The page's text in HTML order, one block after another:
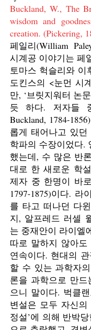
Buckland, W., The
wisdom and
creation. (Pickering,
페일리(William
시계공 이야기는 페
토마스 헉슬리와 이
도킨스의 <눈먼 시
만, ‘브릿지워터 논
듯 하다. 저자들
Buckland, 1784-
롭게 태어나고 있
학파의 수장이었다.
했는데, 수 많은 반
대로 한 새로운 학
제자 중 한명이 바
1797-1875)이다. 라
를 타고 떠나던 다
지, 알프레드 러셀
는 중재안이 라이엘
따로 말하지 않아
연속이다. 현대의
할 수 있는 과학자
론을 과학으로 만
으니 말이다. 벅클
변설은 모두 자신
정설’에 의해 반박